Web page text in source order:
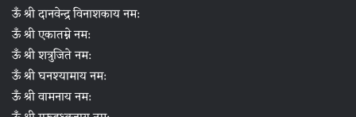
ऊँ श्री दानवेन्द्र विनाशकाय नम:
ऊँ श्री एकातम्ने नम:
ऊँ श्री शत्रुजिते नम:
ऊँ श्री घनश्यामाय नम:
ऊँ श्री वामनाय नम: